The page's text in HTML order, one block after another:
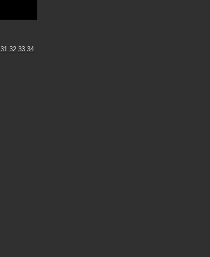
31 32 33 34